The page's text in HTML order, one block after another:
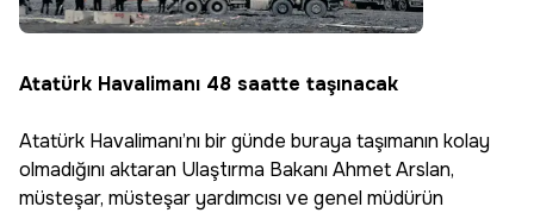
Atatürk Havalimanı 48 saatte taşınacak
Atatürk Havalimanı’nı bir günde buraya taşımanın kolay
olmadığını aktaran Ulaştırma Bakanı Ahmet Arslan,
müsteşar, müsteşar yardımcısı ve genel müdürün